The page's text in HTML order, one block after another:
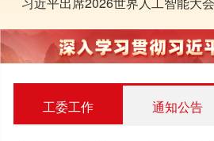
工委工作 通知公告